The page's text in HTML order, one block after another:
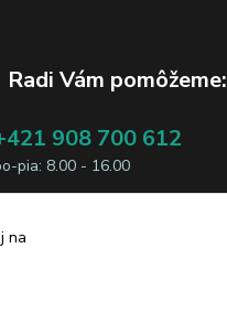
Radi Vám pomôžeme:
908 700 612
pia: 8.00 - 16.00
na